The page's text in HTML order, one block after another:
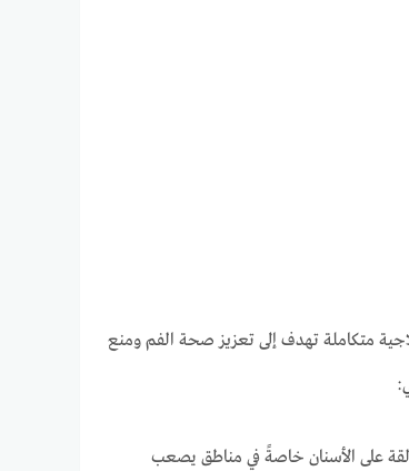
متكاملة تهدف إلى تعزيز صحة الفم ومنع
على الأسنان خاصةً في مناطق يصعب